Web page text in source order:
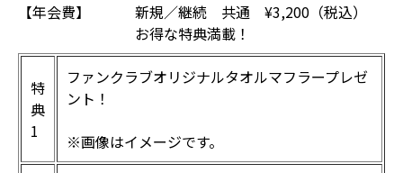
【年会費】
新規／継続 共通 ¥3,200（税込）
お得な特典満載！
特
典
1
ファンクラブオリジナルタオルマフラープレゼ
ント！
※画像はイメージです。